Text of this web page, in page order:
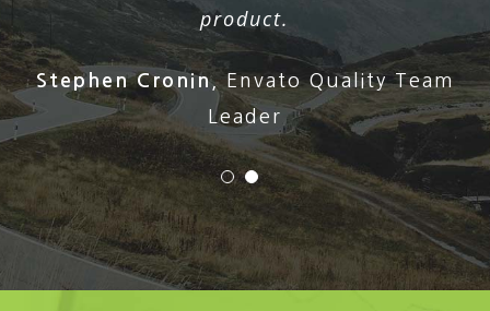
product.
Stephen Cronin,Envato Quality Team
Leader